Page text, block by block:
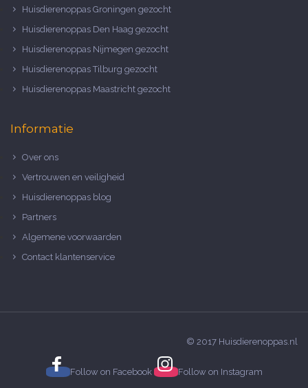
Huisdierenoppas Groningen gezocht
Huisdierenoppas Den Haag gezocht
Huisdierenoppas Nijmegen gezocht
Huisdierenoppas Tilburg gezocht
Huisdierenoppas Maastricht gezocht
Informatie
Over ons
Vertrouwen en veiligheid
Huisdierenoppas blog
Partners
Algemene voorwaarden
Contact klantenservice
© 2017 Huisdierenoppas.nl
Follow on Facebook Follow on Instagram